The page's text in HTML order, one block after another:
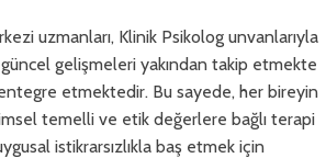
uzmanları, Klinik Psikolog unvanlarıyla
gelişmeleri yakından takip etmekte
etmektedir. Bu sayede, her bireyin
temelli ve etik değerlere bağlı terapi
istikrarsızlıkla baş etmek için